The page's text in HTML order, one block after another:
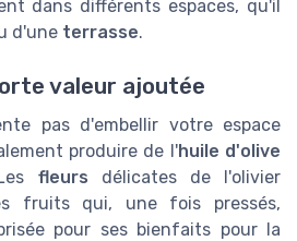
dans différents espaces, qu'il
d'une terrasse.
valeur ajoutée
pas d'embellir votre espace
produire de l'huile d'olive
fleurs délicates de l'olivier
fruits qui, une fois pressés,
pour ses bienfaits pour la